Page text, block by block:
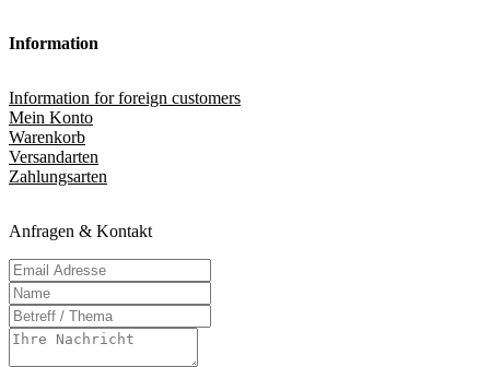
Information
Information for foreign customers
Mein Konto
Warenkorb
Versandarten
Zahlungsarten
Anfragen & Kontakt